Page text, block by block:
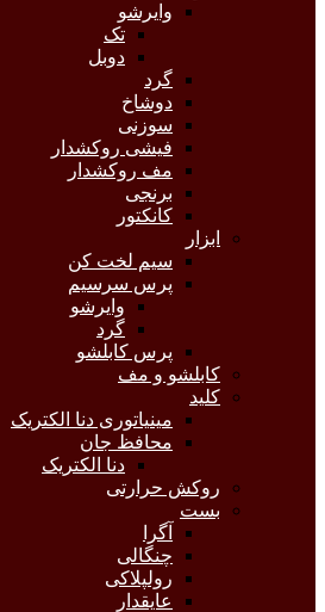
وایرشو
تک
دوبل
گرد
دوشاخ
سوزنی
فیشی روکشدار
مف روکشدار
برنجی
کانکتور
ابزار
سیم لخت کن
پرس سرسیم
وایرشو
گرد
پرس کابلشو
کابلشو و مف
کلید
مینیاتوری دنا الکتریک
محافظ جان
دنا الکتریک
روکش حرارتی
بست
آگرا
چنگالی
رولپلاکی
عایقدار